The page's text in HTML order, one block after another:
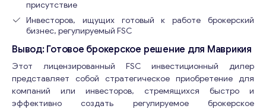
Email*
Ваши комментарии*
присутствие
Инвесторов, ищущих готовый к работе брокерский
бизнес, регулируемый FSC
Вывод: Готовое брокерское решение для Маврикия
Этот лицензированный FSC инвестиционный дилер
представляет собой стратегическое приобретение для
компаний или инвесторов, стремящихся быстро и
эффективно создать регулируемое брокерское